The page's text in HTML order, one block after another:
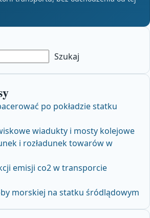
Szukaj
po pokładzie statku
wiadukty i mosty kolejowe
i rozładunek towarów w
emisji co2 w transporcie
morskiej na statku śródlądowym